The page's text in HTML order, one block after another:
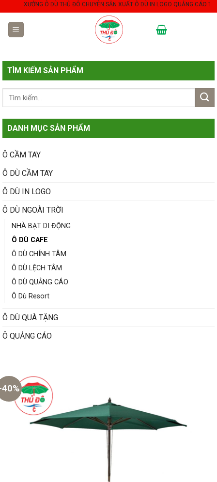
content
XƯỞNG Ô DÙ THỦ ĐÔ CHUYÊN SẢN XUẤT Ô DÙ IN LOGO QUẢNG CÁO THEO
TÌM KIẾM SẢN PHẨM
DANH MỤC SẢN PHẨM
Ô CẦM TAY
Ô DÙ CẦM TAY
Ô DÙ IN LOGO
Ô DÙ NGOÀI TRỜI
NHÀ BẠT DI ĐỘNG
Ô DÙ CAFE
Ô DÙ CHÍNH TÂM
Ô DÙ LỆCH TÂM
Ô DÙ QUẢNG CÁO
Ô Dù Resort
Ô DÙ QUÀ TẶNG
Ô QUẢNG CÁO